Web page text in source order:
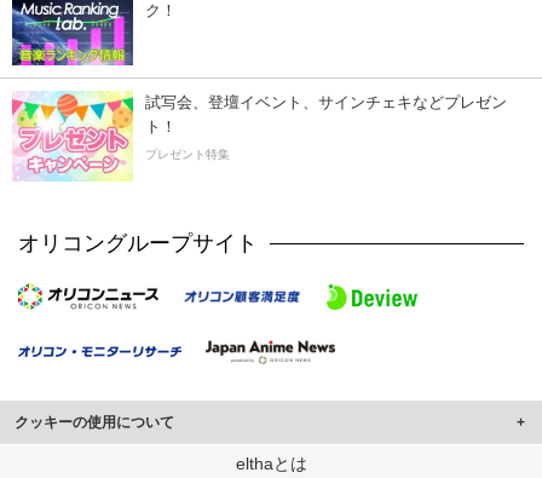
ク！
試写会、登壇イベント、サインチェキなどプレゼン
ト！
プレゼント特集
オリコングループサイト
クッキーの使用について
このサイトでは Cookie を使用して、ユーザーに合わせたコンテンツや広告の
elthaとは